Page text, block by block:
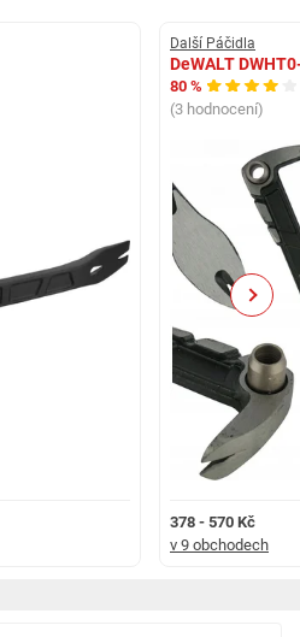
Další Páčidla
DeWALT
80 %
(3 hodnocení)
378 - 570 Kč
v 9 obchodech
Next